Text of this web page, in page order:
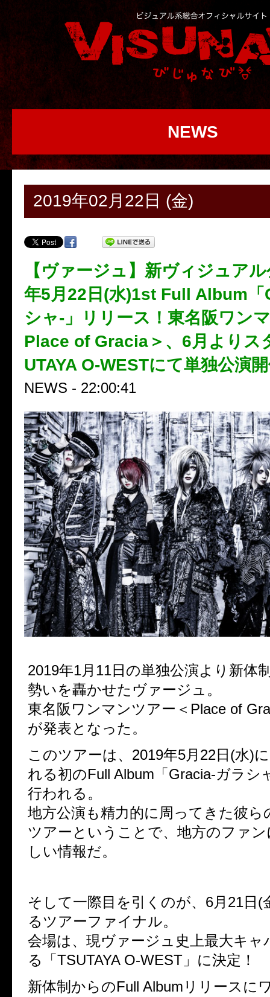
NEWS
2019年02月22日 (金)
【ヴァージュ】新ヴィジュア
年5月22日(水)1st Full Album
シャ-」リリース！東名阪ワン
Place of Gracia＞、6月よりス
UTAYA O-WESTにて単独公演
NEWS - 22:00:41
2019年1月11日の単独公演より新体
勢いを轟かせたヴァージュ。
東名阪ワンマンツアー＜Place of
が発表となった。
このツアーは、2019年5月22日(水)
れる初のFull Album「Gracia-ガラシ
行われる。
地方公演も精力的に周ってきた彼ら
ツアーということで、地方のファ
しい情報だ。
そして一際目を引くのが、6月21日(
るツアーファイナル。
会場は、現ヴァージュ史上最大キャ
る「TSUTAYA O-WEST」に決定！
新体制からのFull Albumリリースに